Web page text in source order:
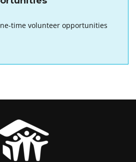
time volunteer opportunities